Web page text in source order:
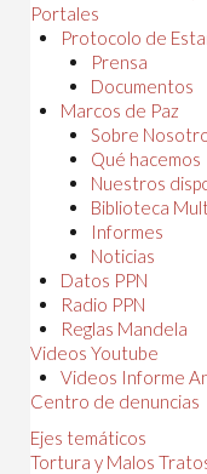
Portales
Protocolo de
Prensa
Documentos
Marcos de Paz
Sobre
Qué hacemos
Nuestros
Biblioteca
Informes
Noticias
Datos PPN
Radio PPN
Reglas Mandela
Videos Youtube
Videos Informe
Centro de denuncias
Ejes temáticos
Tortura y Malos